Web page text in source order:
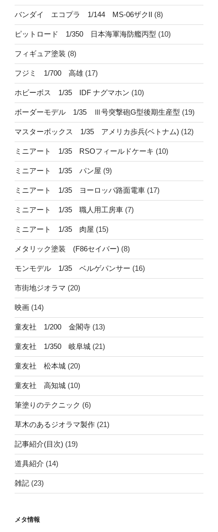
バンダイ エコプラ 1/144 MS-06ザクII (8)
ピットロード 1/350 日本海軍海防艦丙型 (10)
フィギュア塗装 (8)
フジミ 1/700 高雄 (17)
ホビーボス 1/35 IDF ナグマホン (10)
ボーダーモデル 1/35 Ⅲ号突撃砲G型後期生産型 (19)
マスターボックス 1/35 アメリカ歩兵(ベトナム) (12)
ミニアート 1/35 RSOフィールドケーキ (10)
ミニアート 1/35 パン屋 (9)
ミニアート 1/35 ヨーロッパ路面電車 (17)
ミニアート 1/35 職人用工房車 (7)
ミニアート 1/35 肉屋 (15)
メタリック塗装 (F86セイバー) (8)
モンモデル 1/35 ベルゲパンサー (16)
市街地ジオラマ (20)
映画 (14)
童友社 1/200 金閣寺 (13)
童友社 1/350 岐阜城 (21)
童友社 松本城 (20)
童友社 高知城 (10)
筆塗りのテクニック (6)
草木のあるジオラマ製作 (21)
記事紹介(目次) (19)
道具紹介 (14)
雑記 (23)
メタ情報